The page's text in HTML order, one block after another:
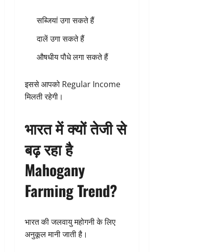
सब्जियां उगा सकते हैं
दालें उगा सकते हैं
औषधीय पौधे लगा सकते हैं
इससे आपको Regular Income
मिलती रहेगी।
भारत में क्यों तेजी से
बढ़ रहा है
Mahogany
Farming Trend?
भारत की जलवायु महोगनी के लिए
अनुकूल मानी जाती है।